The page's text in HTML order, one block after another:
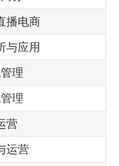
播电商
与应用
理
理
营
运营